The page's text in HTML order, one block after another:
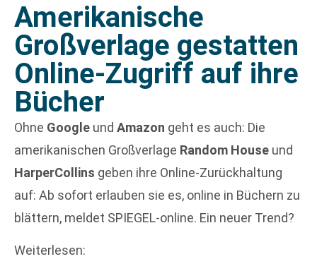
Amerikanische
Großverlage gestatten
Online-Zugriff auf ihre
Bücher
Ohne Google und Amazon geht es auch: Die
amerikanischen Großverlage Random House und
HarperCollins geben ihre Online-Zurückhaltung
auf: Ab sofort erlauben sie es, online in Büchern zu
blättern, meldet SPIEGEL-online. Ein neuer Trend?
Weiterlesen: